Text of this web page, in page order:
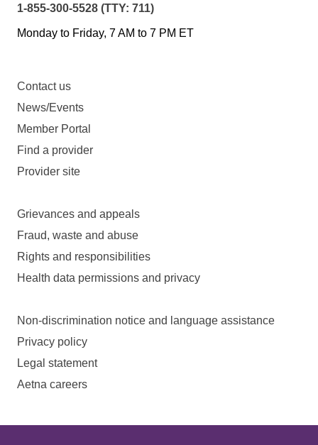
1-855-300-5528 (TTY: 711)
Monday to Friday, 7 AM to 7 PM ET
Contact us
News/Events
Member Portal
Find a provider
Provider site
Grievances and appeals
Fraud, waste and abuse
Rights and responsibilities
Health data permissions and privacy
Non-discrimination notice and language assistance
Privacy policy
Legal statement
Aetna careers